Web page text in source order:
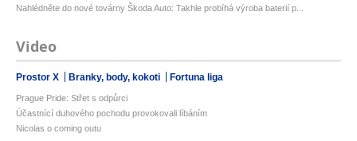
Nahlédněte do nové továrny Škoda Auto: Takhle probíhá výroba baterií p...
Video
Prostor X Branky, body, kokoti Fortuna liga
Prague Pride: Střet s odpůrci
Účastnící duhového pochodu provokovali líbáním
Nicolas o coming outu